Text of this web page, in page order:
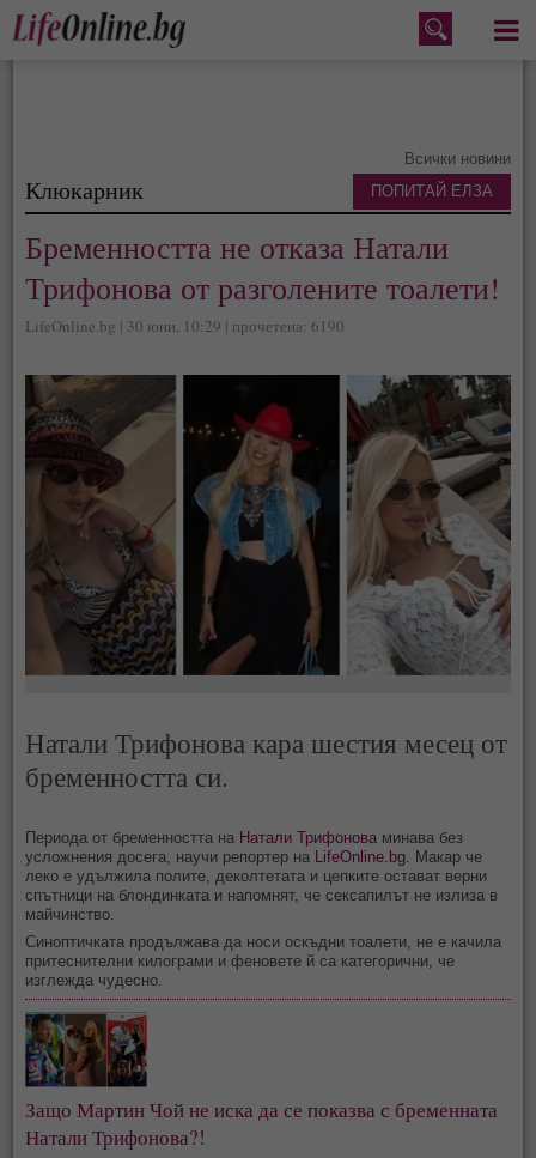
Меню
Всички новини
Клюкарник
Бременността не отказа Натали
Трифонова от разголените тоалети!
LifeOnline.bg | 30 юни, 10:29 | прочетена: 6190
Натали Трифонова кара шестия месец от
бременността си.
Периода от бременността на Натали Трифонова минава без
усложнения досега, научи репортер на LifeOnline.bg. Макар че
леко е удължила полите, деколтетата и цепките остават верни
спътници на блондинката и напомнят, че сексапилът не излиза в
майчинство.
Синоптичката продължава да носи оскъдни тоалети, не е качила
притеснителни килограми и феновете й са категорични, че
изглежда чудесно.
Защо Мартин Чой не иска да се показва с бременната
Натали Трифонова?!
ПОПИТАЙ ЕЛЗА